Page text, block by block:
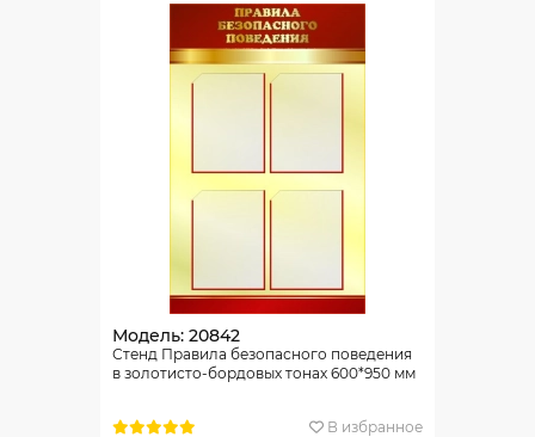
Модель: 20842
Стенд Правила безопасного поведения
в золотисто-бордовых тонах 600*950 мм
В избранное